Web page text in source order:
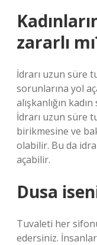
zararlı
İdrarı uzun süre
sorunlarına yol
alışkanlığın
İdrarı uzun süre
birikmesine ve
olabilir. Bu da
açabilir.
Dusa
Tuvaleti her
edersiniz.